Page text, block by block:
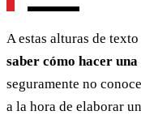
A estas alturas de
saber cómo hacer
seguramente no
a la hora de elaborar